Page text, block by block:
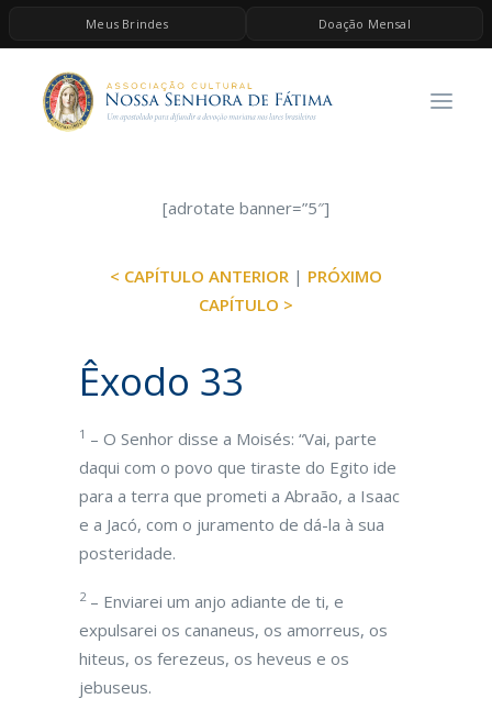
Meus Brindes Doação Mensal
HOME
A ASSOCIAÇÃO
ESPIRITUALIDADE
BRINDES
[adrotate banner=”5″]
< CAPÍTULO ANTERIOR | PRÓXIMO
CAPÍTULO >
Êxodo 33
1 – O Senhor disse a Moisés: “Vai, parte
daqui com o povo que tiraste do Egito ide
para a terra que prometi a Abraão, a Isaac
e a Jacó, com o juramento de dá-la à sua
posteridade.
2– Enviarei um anjo adiante de ti, e
expulsarei os cananeus, os amorreus, os
hiteus, os ferezeus, os heveus e os
jebuseus.